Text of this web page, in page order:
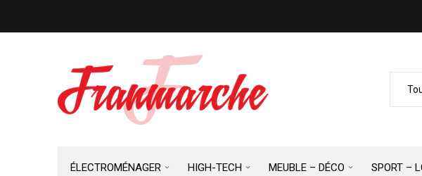
ÉLECTROMÉNAGER HIGH-TECH MEUBLE – DÉCO SPORT –